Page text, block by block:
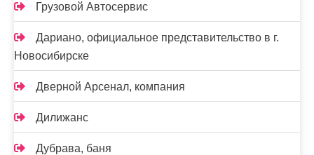
Грузовой Автосервис
Дариано, официальное представительство в г.
Новосибирске
Дверной Арсенал, компания
Дилижанс
Дубрава, баня